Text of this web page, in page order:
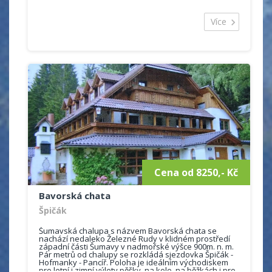
(Prenet - Můstek - Pancíř) a hraničním hřebenem
Šumavy (Lomnice, Ostrý, Kokrháče, Svaroh, Jezerní
nachází obývací pokoj s rozkládací sedací soupravou
a TV, ložnici se třemi lůžky, plně vybavený kuchyňský
kout (el. sporák, rychlovar. konvice, mikovl. trouba,
atd.) a koupelnu se sprchovým koutem a WC.
Po rozložení sedací soupravy a válendy v ložnici je
celková kapacita apartmánu až 6 osob.
V přízemí se nachází úschovna kol a lyží. U domu je
zahrada se zahradním posezením. Možnost
parkování je přímo u objektu. Restarace a obchod
jsou vzdáleny 5 - 10 minut chůze.
Aktální ceník
Více
Cena od 8250,- Kč
Bavorská chata
Špičák
Šumavská chalupa s názvem Bavorská chata se
nachází nedaleko Železné Rudy v klidném prostředí
západní části Šumavy v nadmořské výšce 900m. n. m.
Pár metrů od chalupy se rozkládá sjezdovka Špičák -
Hofmanky - Pancíř. Poloha je ideálním východiskem